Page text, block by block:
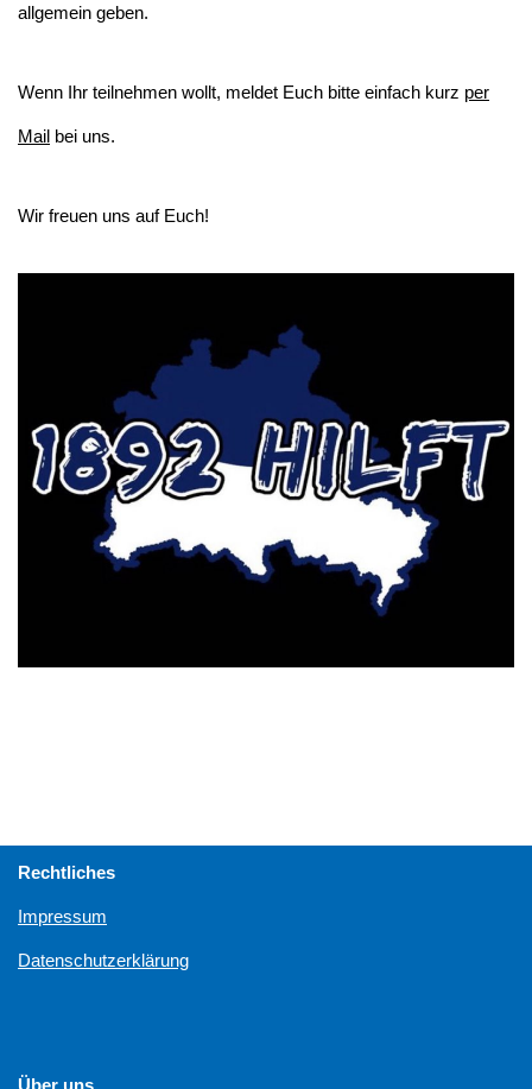
allgemein geben.
Wenn Ihr teilnehmen wollt, meldet Euch bitte einfach kurz per
Mail bei uns.
Wir freuen uns auf Euch!
Rechtliches
Impressum
Datenschutzerklärung
Über uns